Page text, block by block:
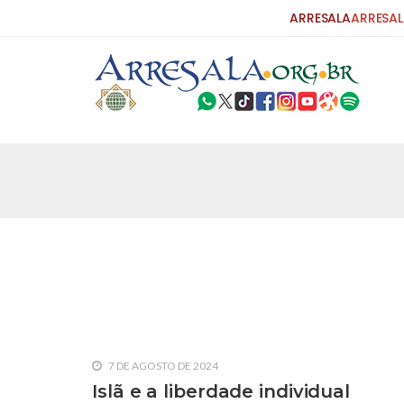
ARRESALA
ter entrado numa guerra cultural e religiosa de
7 DE AGOSTO DE 2024
Islã e a liberdade individual